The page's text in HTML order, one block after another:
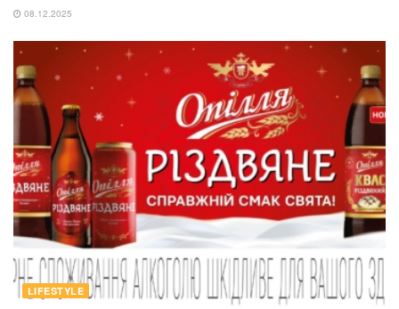
08.12.2025
LIFESTYLE